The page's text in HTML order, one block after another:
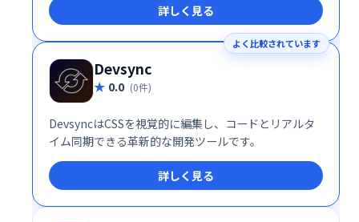
詳しく見る
よく比較されています
Devsync
0.0 (0件)
DevsyncはCSSを視覚的に編集し、コードとリアルタ
イム同期できる革新的な開発ツールです。
詳しく見る